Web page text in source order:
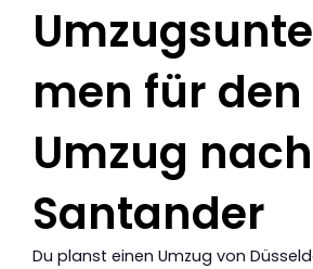
men für den
Umzug nach
Santander
Du planst einen Umzug von